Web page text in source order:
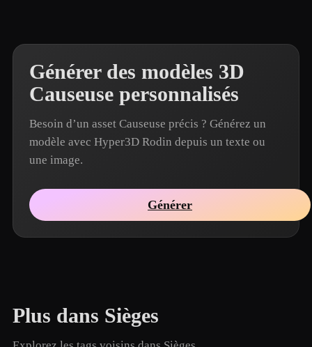
Générer des modèles 3D
Causeuse personnalisés
Besoin d’un asset Causeuse précis ? Générez un
modèle avec Hyper3D Rodin depuis un texte ou
une image.
Générer
Plus dans Sièges